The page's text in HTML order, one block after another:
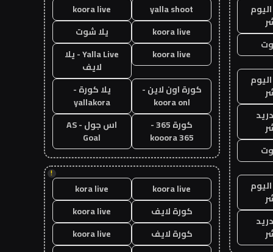
yalla shoot
koora live
koora live
يلا شوت
koora live
Yalla Live - يلا
لايف
كورة اون لاين -
koora onl
يلا كورة -
yallakora
كورة 365 -
kooora 365
اس جول - AS
Goal
!
koora live
kora live
كورة لايف
koora live
كورة لايف
koora live